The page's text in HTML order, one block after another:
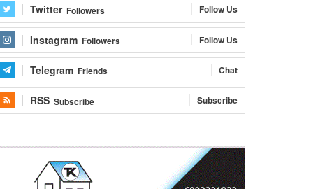
Twitter Followers Follow Us
Instagram Followers Follow Us
Telegram Friends Chat
RSS Subscribe Subscribe